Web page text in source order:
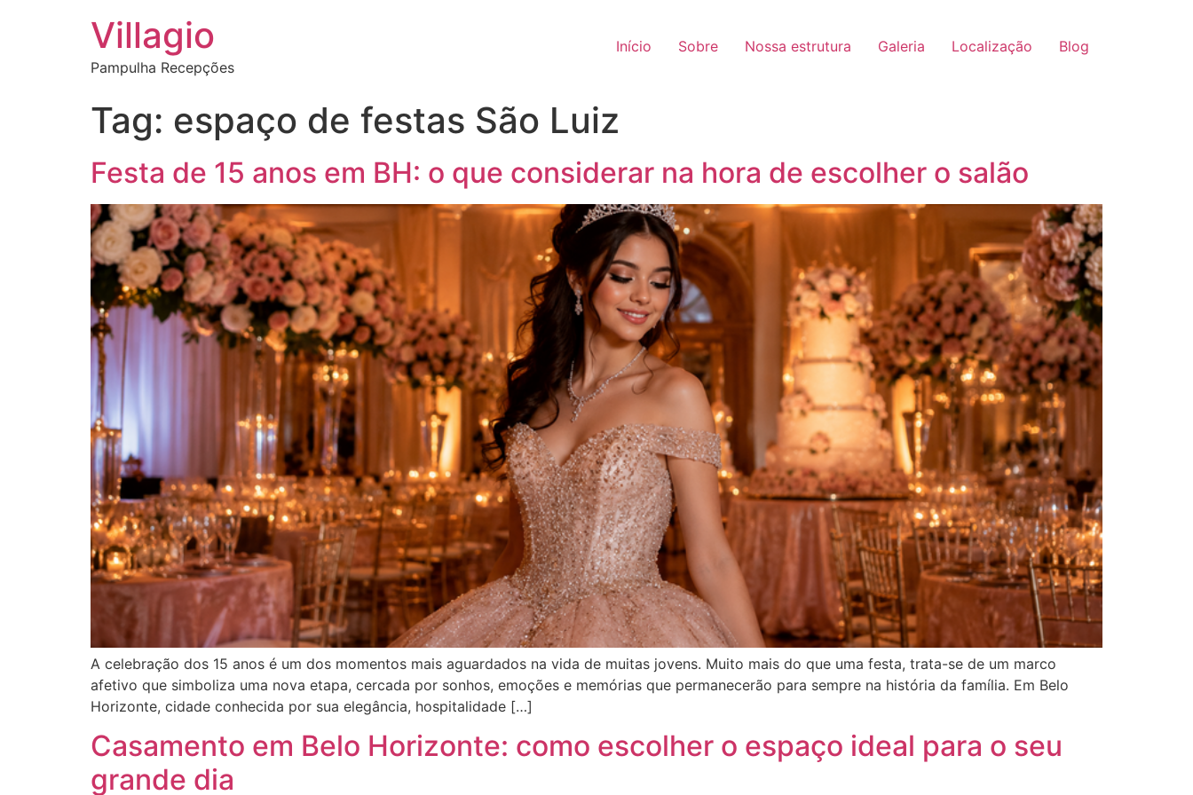
Villagio
Pampulha Recepções
Início Sobre Nossa estrutura Galeria Localização Blog
Tag: espaço de festas São Luiz
Festa de 15 anos em BH: o que considerar na hora de escolher o salão
A celebração dos 15 anos é um dos momentos mais aguardados na vida de muitas jovens. Muito mais do que uma festa, trata-se de um marco
afetivo que simboliza uma nova etapa, cercada por sonhos, emoções e memórias que permanecerão para sempre na história da família. Em Belo
Horizonte, cidade conhecida por sua elegância, hospitalidade […]
Casamento em Belo Horizonte: como escolher o espaço ideal para o seu
grande dia